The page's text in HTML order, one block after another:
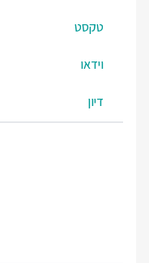
טקסט
וידאו